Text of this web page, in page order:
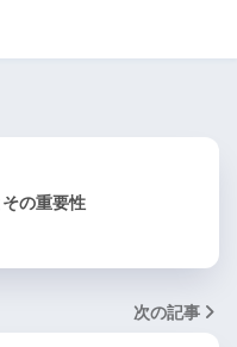
の重要性
次の記事